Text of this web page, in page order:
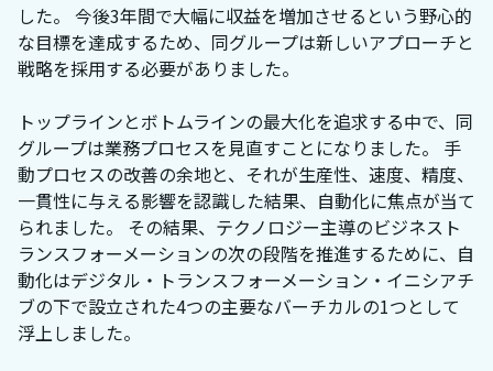
した。 今後3年間で大幅に収益を増加させるという野心的
な目標を達成するため、同グループは新しいアプローチと
戦略を採用する必要がありました。
トップラインとボトムラインの最大化を追求する中で、同
グループは業務プロセスを見直すことになりました。 手
動プロセスの改善の余地と、それが生産性、速度、精度、
一貫性に与える影響を認識した結果、自動化に焦点が当て
られました。 その結果、テクノロジー主導のビジネスト
ランスフォーメーションの次の段階を推進するために、自
動化はデジタル・トランスフォーメーション・イニシアチ
ブの下で設立された4つの主要なバーチカルの1つとして
浮上しました。